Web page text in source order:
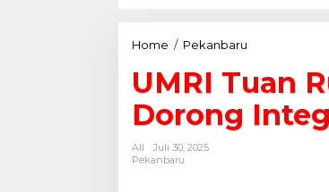
Home / Pekanbaru
R
UMRI Tuan
Dorong
All
Juli 30, 2025
Pekanbaru